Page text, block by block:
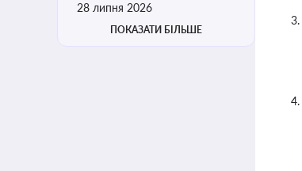
28 липня 2026
ПОКАЗАТИ БІЛЬШЕ